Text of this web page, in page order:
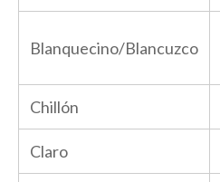
Blanquecino/Blancuzco
Chillón
Claro